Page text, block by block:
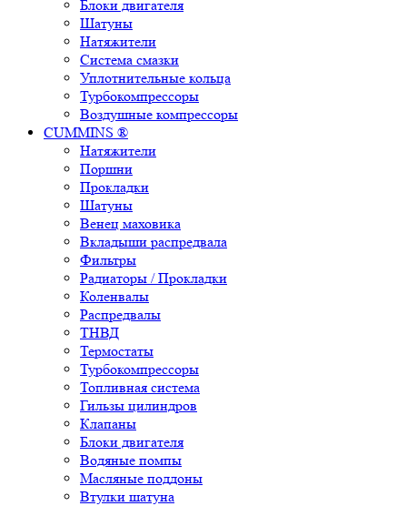
Блоки двигателя
Шатуны
Натяжители
Система смазки
Уплотнительные кольца
Турбокомпрессоры
Воздушные компрессоры
CUMMINS ®
Натяжители
Поршни
Прокладки
Шатуны
Венец маховика
Вкладыши распредвала
Фильтры
Радиаторы / Прокладки
Коленвалы
Распредвалы
ТНВД
Термостаты
Турбокомпрессоры
Топливная система
Гильзы цилиндров
Клапаны
Блоки двигателя
Водяные помпы
Масляные поддоны
Втулки шатуна